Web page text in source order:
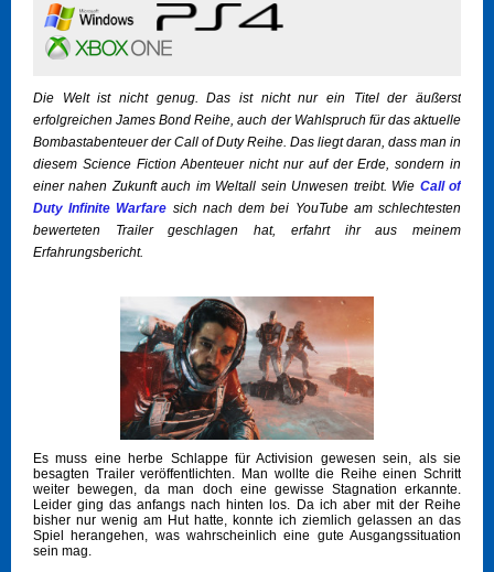
Die Welt ist nicht genug. Das ist nicht nur ein Titel der äußerst
erfolgreichen James Bond Reihe, auch der Wahlspruch für das aktuelle
Bombastabenteuer der Call of Duty Reihe. Das liegt daran, dass man in
diesem Science Fiction Abenteuer nicht nur auf der Erde, sondern in
einer nahen Zukunft auch im Weltall sein Unwesen treibt. Wie Call of
Duty Infinite Warfare sich nach dem bei YouTube am schlechtesten
bewerteten Trailer geschlagen hat, erfahrt ihr aus meinem
Erfahrungsbericht.
Es muss eine herbe Schlappe für Activision gewesen sein, als sie
besagten Trailer veröffentlichten. Man wollte die Reihe einen Schritt
weiter bewegen, da man doch eine gewisse Stagnation erkannte.
Leider ging das anfangs nach hinten los. Da ich aber mit der Reihe
bisher nur wenig am Hut hatte, konnte ich ziemlich gelassen an das
Spiel herangehen, was wahrscheinlich eine gute Ausgangssituation
sein mag.